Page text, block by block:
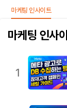
마케팅 인사이트
마케팅 인사
1